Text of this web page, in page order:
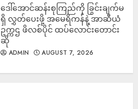
ဒေါ်အောင်ဆန်းစုကြည်ကို ခြွင်းချက်မ
ရှိ လွှတ်ပေးဖို့ အမေရိကန်နဲ့ အာဆီယံ
ဥက္ကဌ ဖိလစ်ပိုင် ထပ်လောင်းတောင်း
ဆို
ADMIN AUGUST 7, 2026